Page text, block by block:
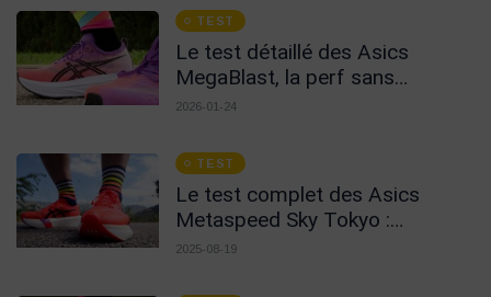
TEST
Le test détaillé des Asics
MegaBlast, la perf sans
carbone !
2026-01-24
TEST
Le test complet des Asics
Metaspeed Sky Tokyo :
radicales sans compromis
2025-08-19